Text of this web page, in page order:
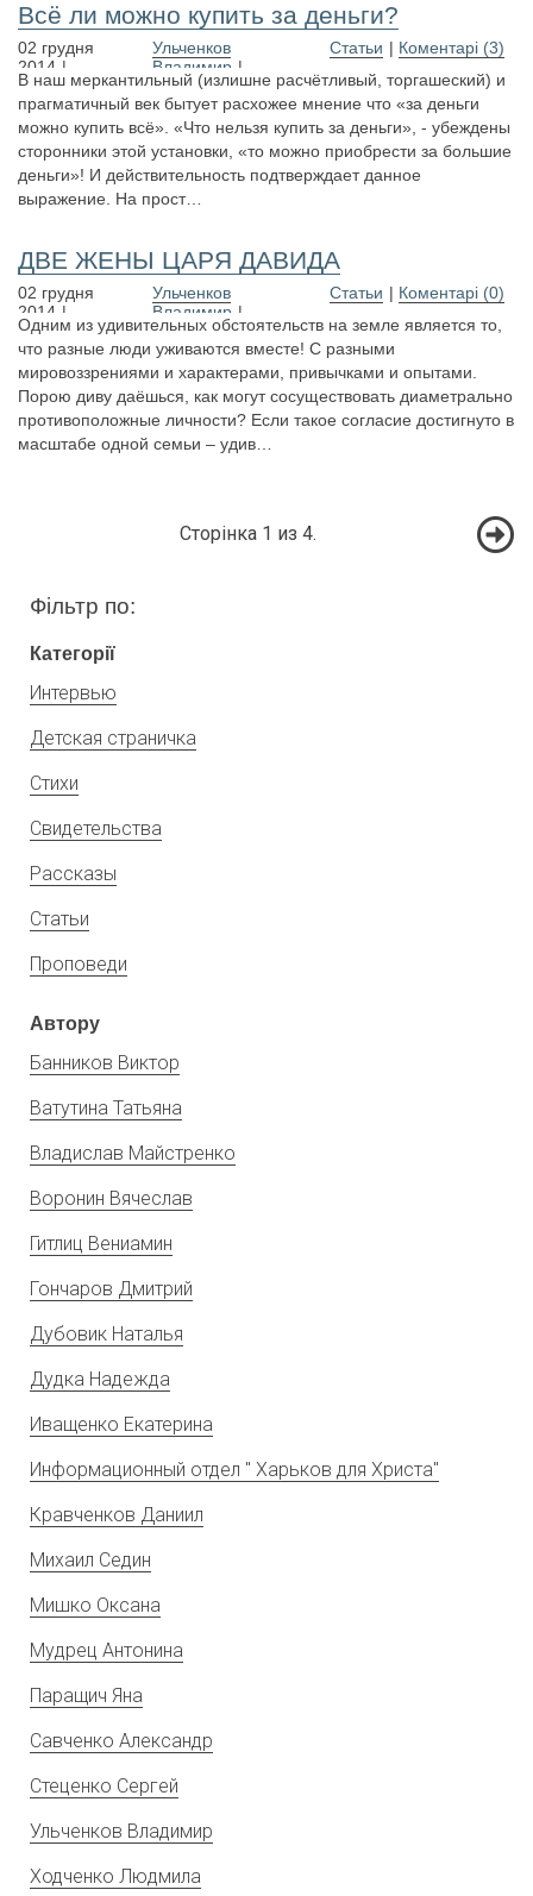
Всё ли можно купить за деньги?
02 грудня
2014
Ульченков
Владимир
Статьи
Коментарі (3)
В наш меркантильный (излишне расчётливый, торгашеский) и
прагматичный век бытует расхожее мнение что «за деньги
можно купить всё». «Что нельзя купить за деньги», - убеждены
сторонники этой установки, «то можно приобрести за большие
деньги»! И действительность подтверждает данное
выражение. На прост…
ДВЕ ЖЕНЫ ЦАРЯ ДАВИДА
02 грудня
2014
Ульченков
Владимир
Статьи
Коментарі (0)
Одним из удивительных обстоятельств на земле является то,
что разные люди уживаются вместе! С разными
мировоззрениями и характерами, привычками и опытами.
Порою диву даёшься, как могут сосуществовать диаметрально
противоположные личности? Если такое согласие достигнуто в
масштабе одной семьи – удив…
Сторінка 1 из 4.
Фільтр по:
Категорії
Интервью
Детская страничка
Стихи
Свидетельства
Рассказы
Статьи
Проповеди
Автору
Банников Виктор
Ватутина Татьяна
Владислав Майстренко
Воронин Вячеслав
Гитлиц Вениамин
Гончаров Дмитрий
Дубовик Наталья
Дудка Надежда
Иващенко Екатерина
Информационный отдел " Харьков для Христа"
Кравченков Даниил
Михаил Седин
Мишко Оксана
Мудрец Антонина
Паращич Яна
Савченко Александр
Стеценко Сергей
Ульченков Владимир
Ходченко Людмила